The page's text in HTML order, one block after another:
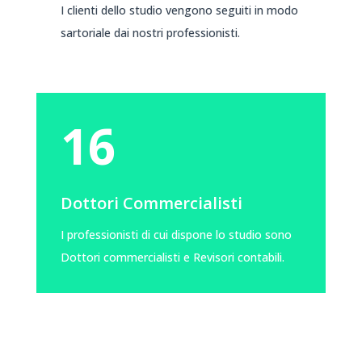
I clienti dello studio vengono seguiti in modo
sartoriale dai nostri professionisti.
16
Dottori Commercialisti
I professionisti di cui dispone lo studio sono
Dottori commercialisti e Revisori contabili.